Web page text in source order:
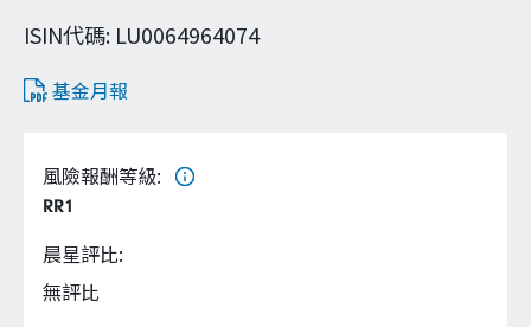
關於富達
企業永續
客戶服務
ISIN代碼: LU0064964074
基金月報
風險報酬等級:
RR1
晨星評比:
無評比